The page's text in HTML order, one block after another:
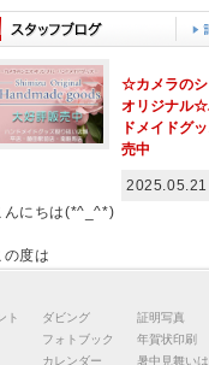
ありがとうございました。
2026年2月以降は
平店 植田本店 植田駅前店
☆カメラの
オリジナル
ドメイドグ
売中
2025.05.21
んにちは(*^_^*)
の度は
ンドメイドグッズ
ト
ダビング
フォトブック
カレンダー
証明写真
年賀状印刷
暑中見舞い